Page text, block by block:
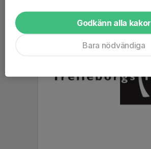
Godkänn alla kakor
Bara nödvändiga